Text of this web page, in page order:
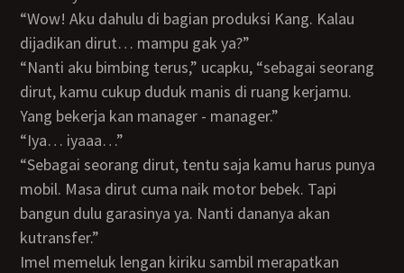
“Wow! Aku dahulu di bagian produksi Kang. Kalau
dijadikan dirut… mampu gak ya?”
“Nanti aku bimbing terus,” ucapku, “sebagai seorang
dirut, kamu cukup duduk manis di ruang kerjamu.
Yang bekerja kan manager - manager.”
“Iya… iyaaa…”
“Sebagai seorang dirut, tentu saja kamu harus punya
mobil. Masa dirut cuma naik motor bebek. Tapi
bangun dulu garasinya ya. Nanti dananya akan
kutransfer.”
Imel memeluk lengan kiriku sambil merapatkan